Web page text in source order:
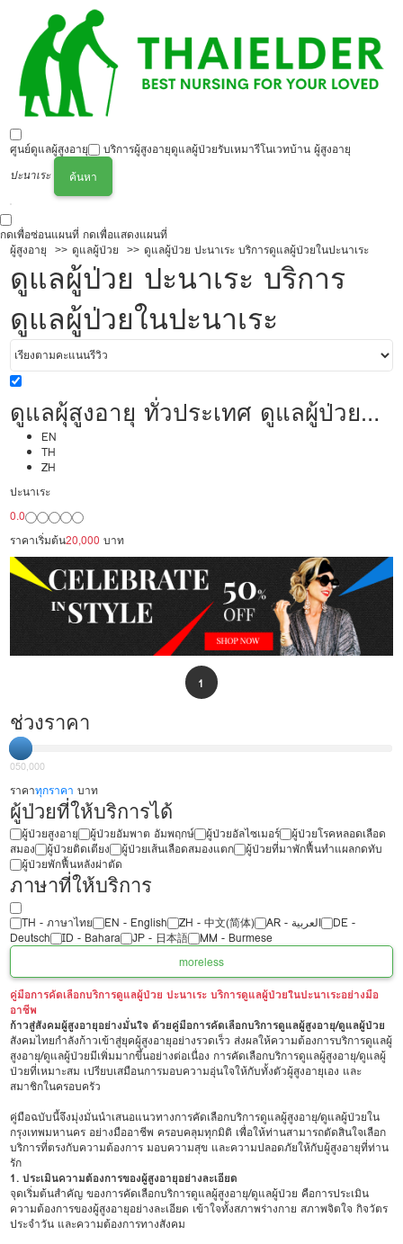
ศูนย์ดูแลผู้สูงอายุ บริการผู้สูงอายุดูแลผู้ป่วยรับเหมารีโนเวทบ้าน ผู้สูงอายุ
ปะนาเระ
ค้นหา
กดเพื่อซ่อนแผนที่ กดเพื่อแสดงแผนที่
ผู้สูงอายุ
ดูแลผู้ป่วย ดูแลผู้ป่วย ปะนาเระ บริการดูแลผู้ป่วยในปะนาเระ
ดูแลผู้ป่วย ปะนาเระ บริการ
ดูแลผู้ป่วยในปะนาเระ
ดูแลผุ้สูงอายุ ทั่วประเทศ ดูแลผู้ป่วย
20,000/เดือน มืออาชีพ ได้ภาษา รับ
ต่างชาติ
EN
TH
ZH
ปะนาเระ
0.0
ราคาเริ่มต้น20,000 บาท
1
ช่วงราคา
050,000
ราคาทุกราคา บาท
ผู้ป่วยที่ให้บริการได้
ผู้ป่วยสูงอายุ ผู้ป่วยอัมพาต อัมพฤกษ์ ผู้ป่วยอัลไซเมอร์
ผู้ป่วยโรคหลอดเลือด
สมอง
ผู้ป่วยติดเตียง ผู้ป่วยเส้นเลือดสมองแตก
ผู้ป่วยที่มาพักฟื้นทำแผลกดทับ
ผู้ป่วยพักฟื้นหลังผ่าตัด
ภาษาที่ให้บริการ
TH - ‏ภาษาไทย EN - English ZH - 中文(简体) ‏AR - ‏العربية‏
DE -
Deutsch
ID - Bahara JP - 日本語
MM - Burmese
moreless
คู่มือการคัดเลือกบริการดูแลผู้ป่วย ปะนาเระ บริการดูแลผู้ป่วยในปะนาเระอย่างมือ
อาชีพ
ก้าวสู่สังคมผู้สูงอายุอย่างมั่นใจ ด้วยคู่มือการคัดเลือกบริการดูแลผู้สูงอายุ/ดูแลผู้ป่วย
สังคมไทยกำลังก้าวเข้าสู่ยุคผู้สูงอายุอย่างรวดเร็ว ส่งผลให้ความต้องการบริการดูแลผู้
สูงอายุ/ดูแลผู้ป่วยมีเพิ่มมากขึ้นอย่างต่อเนื่อง การคัดเลือกบริการดูแลผู้สูงอายุ/ดูแลผู้
ป่วยที่เหมาะสม เปรียบเสมือนการมอบความอุ่นใจให้กับทั้งตัวผู้สูงอายุเอง และ
สมาชิกในครอบครัว
คู่มือฉบับนี้จึงมุ่งมั่นนำเสนอแนวทางการคัดเลือกบริการดูแลผู้สูงอายุ/ดูแลผู้ป่วยใน
กรุงเทพมหานคร อย่างมืออาชีพ ครอบคลุมทุกมิติ เพื่อให้ท่านสามารถตัดสินใจเลือก
บริการที่ตรงกับความต้องการ มอบความสุข และความปลอดภัยให้กับผู้สูงอายุที่ท่าน
รัก
1. ประเมินความต้องการของผู้สูงอายุอย่างละเอียด
จุดเริ่มต้นสำคัญ ของการคัดเลือกบริการดูแลผู้สูงอายุ/ดูแลผู้ป่วย คือการประเมิน
ความต้องการของผู้สูงอายุอย่างละเอียด เข้าใจทั้งสภาพร่างกาย สภาพจิตใจ กิจวัตร
ประจำวัน และความต้องการทางสังคม